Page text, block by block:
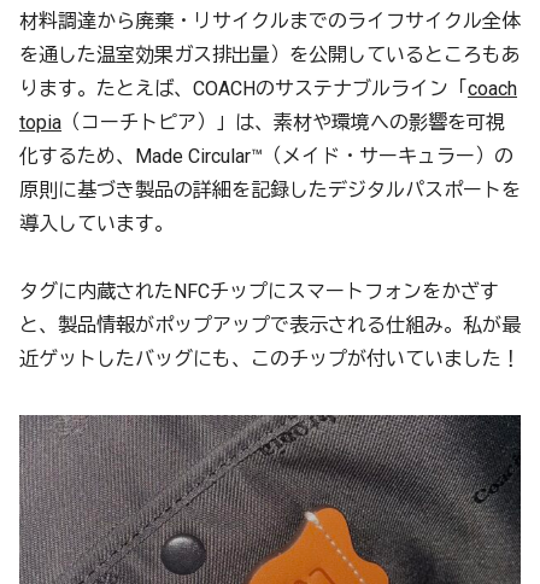
材料調達から廃棄・リサイクルまでのライフサイクル全体
を通した温室効果ガス排出量）を公開しているところもあ
ります。たとえば、COACHのサステナブルライン「coach
topia （コーチトピア）」は、素材や環境への影響を可視
化するため、Made Circular™（メイド・サーキュラー）の
原則に基づき製品の詳細を記録したデジタルパスポートを
導入しています。
タグに内蔵されたNFCチップにスマートフォンをかざす
と、製品情報がポップアップで表示される仕組み。私が最
近ゲットしたバッグにも、このチップが付いていました！